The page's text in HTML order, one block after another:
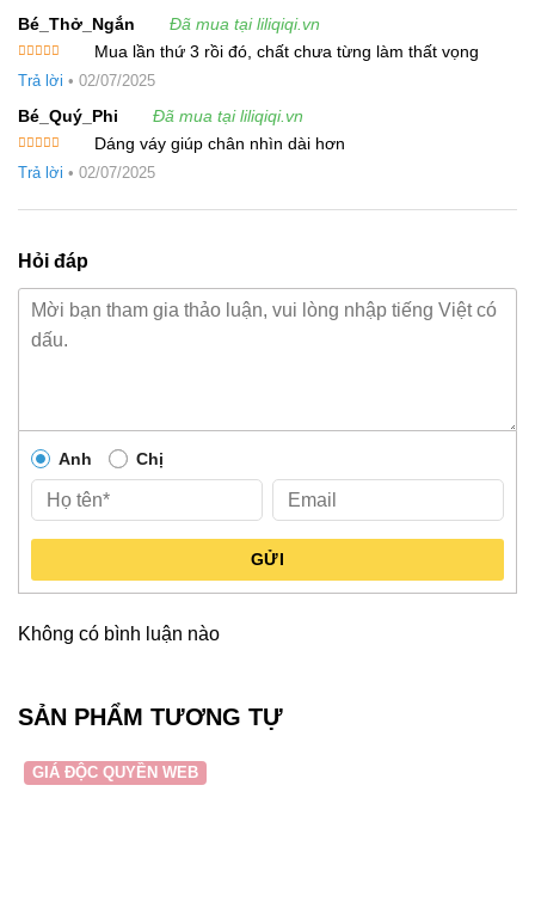
Bé_Thở_Ngắn Đã mua tại liliqiqi.vn
hạng 55
Mua lần thứ 3 rồi đó, chất chưa từng làm thất vọng
Trả lời • 02/07/2025
Bé_Quý_Phi Đã mua tại liliqiqi.vn
hạng 55
Dáng váy giúp chân nhìn dài hơn
Trả lời • 02/07/2025
Hỏi đáp
Anh Chị
GỬI
Không có bình luận nào
SẢN PHẨM TƯƠNG TỰ
GIÁ ĐỘC QUYỀN WEB